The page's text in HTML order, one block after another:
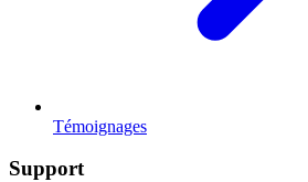
Témoignages
Support